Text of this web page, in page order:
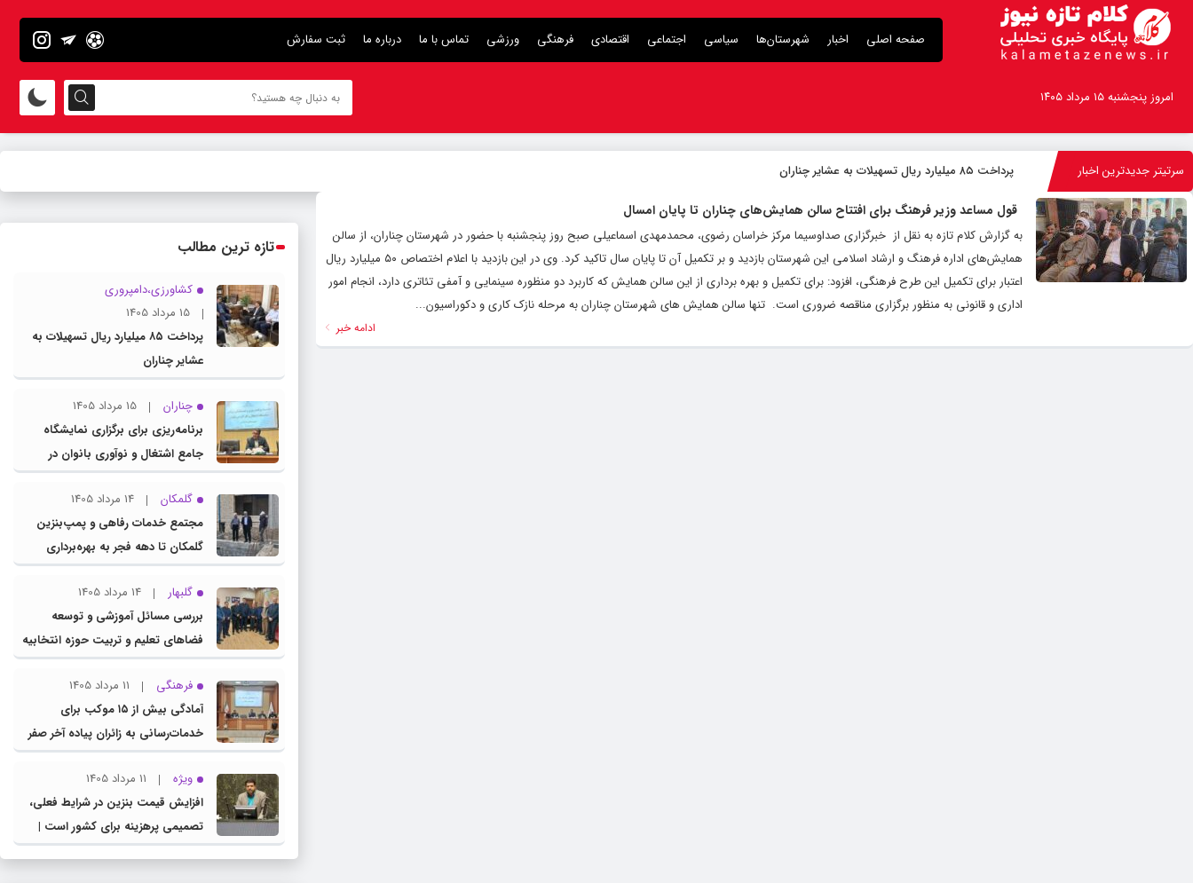
صفحه اصلی اخبار شهرستان‌ها سیاسی اجتماعی اقتصادی فرهنگی ورزشی تماس با ما درباره ما ثبت سفارش
امروز پنجشنبه ۱۵ مرداد ۱۴۰۵
سرتیتر جدیدترین اخبار پرداخت ۸۵ میلیارد ریال تسهیلات به عشایر چناران
قول مساعد وزیر فرهنگ برای افتتاح سالن همایش‌های چناران تا پایان امسال
به گزارش کلام تازه به نقل از خبرگزاری صداوسیما مرکز خراسان رضوی، محمدمهدی اسماعیلی صبح روز پنجشنبه با حضور در شهرستان چناران، از سالن
همایش‌های اداره فرهنگ و ارشاد اسلامی این شهرستان بازدید و بر تکمیل آن تا پایان سال تاکید کرد. وی در این بازدید با اعلام اختصاص ۵۰ میلیارد ریال
اعتبار برای تکمیل این طرح فرهنگی، افزود: برای تکمیل و بهره برداری از این سالن همایش که کاربرد دو منظوره سینمایی و آمفی تئاتری دارد، انجام امور
اداری و قانونی به منظور برگزاری مناقصه ضروری است. تنها سالن همایش‌ های شهرستان چناران به مرحله نازک کاری و دکوراسیون...
ادامه خبر
تازه ترین مطالب
کشاورزی،دامپروری
15 مرداد 1405
پرداخت ۸۵ میلیارد ریال تسهیلات به
عشایر چناران
چناران
15 مرداد 1405
برنامه‌ریزی برای برگزاری نمایشگاه
جامع اشتغال و نوآوری بانوان در
چناران
گلمکان
14 مرداد 1405
مجتمع خدمات رفاهی و پمپ‌بنزین
گلمکان تا دهه فجر به بهره‌برداری
می‌رسد
گلبهار
14 مرداد 1405
بررسی مسائل آموزشی و توسعه
فضاهای تعلیم و تربیت حوزه انتخابیه
در نشست مشترک عضو کمیسیون
آموزش مجلس با مدیرکل آموزش و
پرورش خراسان رضوی
فرهنگی
11 مرداد 1405
آمادگی بیش از ۱۵ موکب برای
خدمات‌رسانی به زائران پیاده آخر صفر
در شهرستان چناران
ویژه
11 مرداد 1405
افزایش قیمت بنزین در شرایط فعلی،
تصمیمی پرهزینه برای کشور است |
دولت، قاچاق سوخت و عوامل اصلی